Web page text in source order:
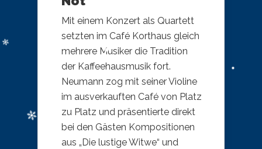
Mit einem Konzert als Quartett
setzten im Café Korthaus gleich
mehrere Musiker die Tradition
der Kaffeehausmusik fort.
Neumann zog mit seiner Violine
im ausverkauften Café von Platz
zu Platz und präsentierte direkt
bei den Gästen Kompositionen
aus „Die lustige Witwe“ und